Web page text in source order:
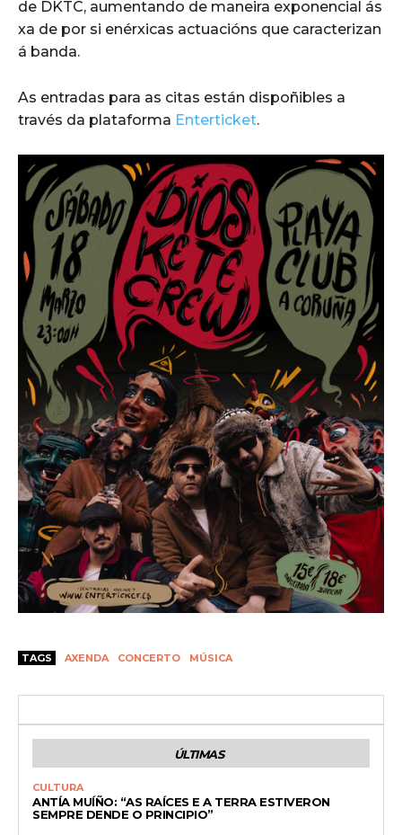
de DKTC, aumentando de maneira exponencial ás
xa de por si enérxicas actuacións que caracterizan
á banda.
As entradas para as citas están dispoñibles a
través da plataforma Enterticket.
TAGS AXENDA CONCERTO MÚSICA
ÚLTIMAS
CULTURA
ANTÍA MUÍÑO: “AS RAÍCES E A TERRA ESTIVERON
SEMPRE DENDE O PRINCIPIO”